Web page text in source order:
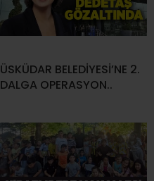
ÜSKÜDAR BELEDİYESİ’NE 2.
DALGA OPERASYON..